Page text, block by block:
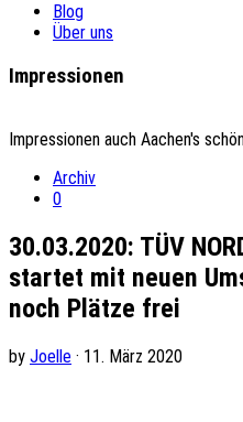
Blog
Über uns
Impressionen
Impressionen auch Aachen's
Archiv
0
30.03.2020: TÜV
startet mit neuen
noch Plätze frei
by Joelle · 11. März 2020